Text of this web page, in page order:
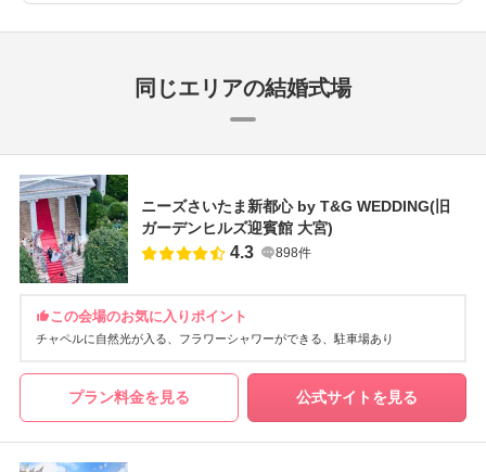
同じエリアの結婚式場
ニーズさいたま新都心 by T&G WEDDING(旧
ガーデンヒルズ迎賓館 大宮)
4.3 898件
この会場のお気に入りポイント
チャペルに自然光が入る フラワーシャワーができる 駐車場あり
プラン料金を見る 公式サイトを見る